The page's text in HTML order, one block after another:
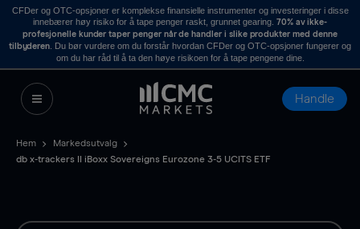
CFDer og OTC-opsjoner er komplekse finansielle instrumenter og investeringer i disse
innebærer høy risiko for å tape penger raskt, grunnet gearing. 70% av ikke-
profesjonelle kunder taper penger når de handler i slike produkter med denne
tilbyderen . Du bør vurdere om du forstår hvordan CFDer og OTC-opsjoner fungerer og
om du har råd til å ta den høye risikoen for å tape pengene dine.
Handle
Hem
Markedsutvalg
db x-trackers II iBoxx Sovereigns Eurozone 3-5 UCITS ETF